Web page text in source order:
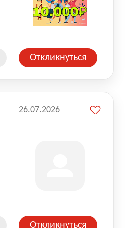
Откликнуться
26.07.2026
Откликнуться